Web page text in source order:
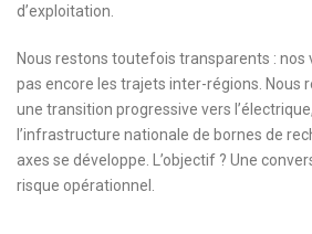
d’exploitation.
Nous restons toutefois transparents : nos
pas encore les trajets inter-régions. Nous
une transition progressive vers
l’infrastructure nationale de bornes de
axes se développe. L’objectif ? Une
risque opérationnel.